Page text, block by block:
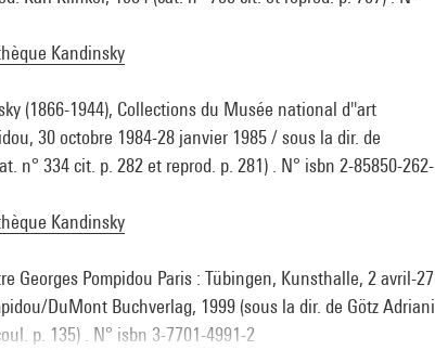
Kandinsky
(1866-1944), Collections du Musée national d''art
30 octobre 1984-28 janvier 1985 / sous la dir. de
n° 334 cit. p. 282 et reprod. p. 281) . N° isbn 2-85850-262-
Kandinsky
Georges Pompidou Paris : Tübingen, Kunsthalle, 2 avril-27
DuMont Buchverlag, 1999 (sous la dir. de Götz Adriani
p. 135) . N° isbn 3-7701-4991-2